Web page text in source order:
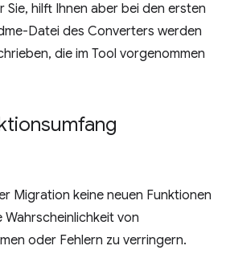
Sie, hilft Ihnen aber bei den ersten
Datei des Converters werden
die im Tool vorgenommen
Migration keine neuen Funktionen
von
oder Fehlern zu verringern.